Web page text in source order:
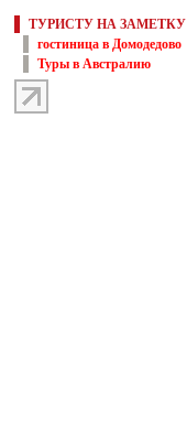
ТУРИСТУ НА ЗАМЕТКУ
гостиница в Домодедово
Туры в Австралию